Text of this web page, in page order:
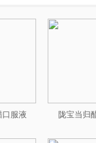
口服液 陇宝当归